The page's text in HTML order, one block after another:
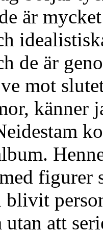
är
de är
mot
känner
figurer
blivit
utan att